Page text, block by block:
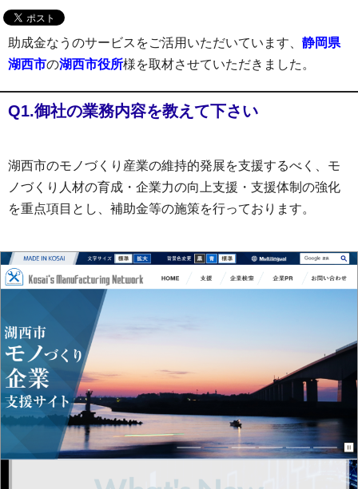
助成金なうのサービスをご活用いただいています、 静岡県
湖西市の湖西市役所様を取材させていただきました。
Q1.御社の業務内容を教えて下さい
湖西市のモノづくり産業の維持的発展を支援するべく、モ
ノづくり人材の育成・企業力の向上支援・支援体制の強化
を重点項目とし、補助金等の施策を行っております。